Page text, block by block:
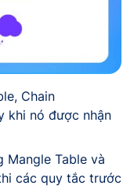
Chain
khi nó được nhận
Mangle Table và
các quy tắc trước